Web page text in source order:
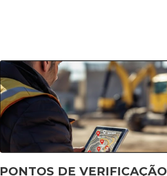
PONTOS DE VERIFICAÇÃO